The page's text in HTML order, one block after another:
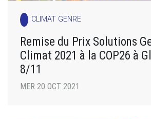
CLIMAT GENRE
Remise du Prix Solutions
Climat 2021 à la COP26 à
8/11
MER 20 OCT 2021